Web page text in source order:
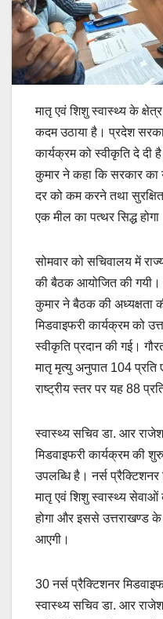
मातृ एवं शिशु स्वास्थ्य के
कदम उठाया है। प्रदेश
कार्यक्रम को स्वीकृति दे दी
कुमार ने कहा कि सरकार का
दर को कम करने तथा सुरक्षित
एक मील का पत्थर सिद्ध
सोमवार को सचिवालय में
की बैठक आयोजित की गयी।
कुमार ने बैठक की अध्यक्षता
मिडवाइफरी कार्यक्रम को
स्वीकृति प्रदान की गई।
मातृ मृत्यु अनुपात 104
राष्ट्रीय स्तर पर यह 88
स्वास्थ्य सचिव डा. आर
मिडवाइफरी कार्यक्रम की
उपलब्धि है। नर्स प्रैक्टिशनर
मातृ एवं शिशु स्वास्थ्य
होगा और इससे उत्तराखण्ड
आएगी।
30 नर्स प्रैक्टिशनर
स्वास्थ्य सचिव डा. आर